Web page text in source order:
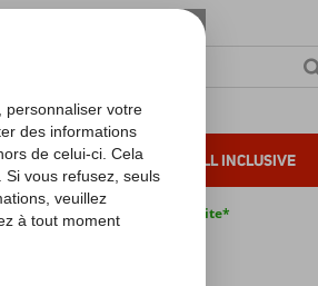
AU SOLEIL ALL INCLUSIVE
Annulation gratuite*